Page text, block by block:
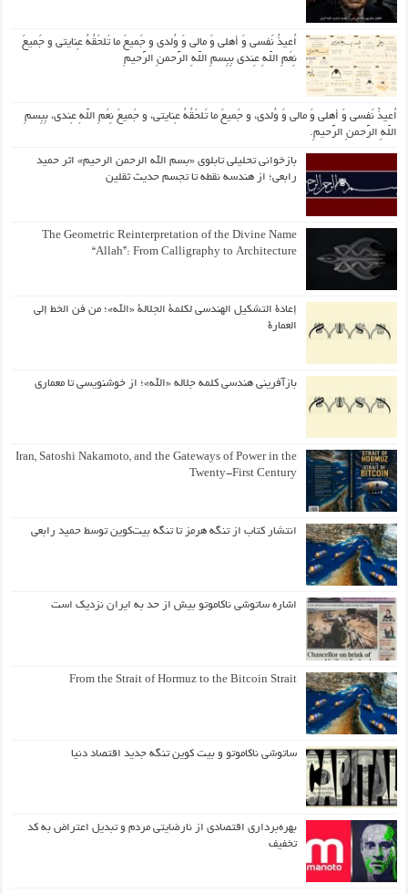
اُعیذُ نَفسی وَ أهلی وَ مالی وَ وُلدی و جَمیعَ ما تَلحَقُهُ عِنایتی و جَمیعَ
نِعَمِ اللّهِ عِندی بِبِسمِ اللّهِ الرَّحمنِ الرَّحیمِ
اُعیذُ نَفسی وَ أهلی وَ مالی وَ وُلدی، و جَمیعَ ما تَلحَقُهُ عِنایتی، و جَمیعَ نِعَمِ اللّهِ عِندی، بِبِسمِ
اللّهِ الرَّحمنِ الرَّحیمِ.
بازخوانی تحلیلی تابلوی «بسم الله الرحمن الرحیم» اثر حمید
رابعی؛ از هندسه نقطه تا تجسم حدیث ثقلین
The Geometric Reinterpretation of the Divine Name
“Allah”: From Calligraphy to Architecture
إعادة التشكيل الهندسي لكلمة الجلالة «الله»؛ من فن الخط إلى
العمارة
بازآفرینی هندسی کلمه جلاله «الله»؛ از خوشنویسی تا معماری
Iran, Satoshi Nakamoto, and the Gateways of Power in the
Twenty-First Century
انتشار کتاب از تنگه هرمز تا تنگه بیت‌کوین توسط حمید رابعی
اشاره ساتوشی ناکاموتو بیش از حد به ایران نزدیک است
From the Strait of Hormuz to the Bitcoin Strait
ساتوشی ناکاموتو و بیت کوین تنگه جدید اقتصاد دنیا
بهره‌برداری اقتصادی از نارضایتی مردم و تبدیل اعتراض به کد
تخفیف